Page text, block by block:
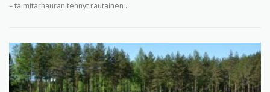
– taimitarhauran tehnyt rautainen …